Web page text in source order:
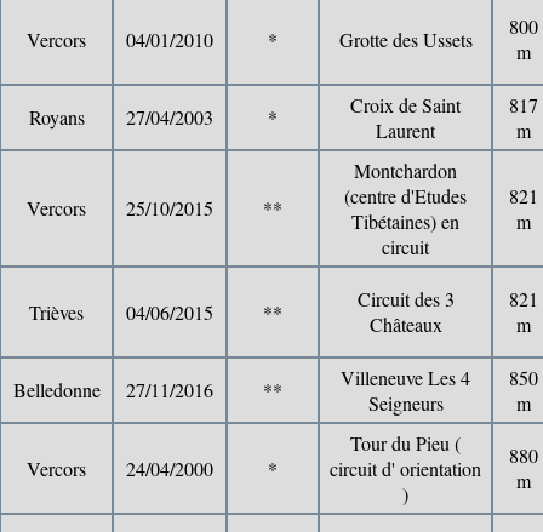
Vercors 04/01/2010 * Grotte des Ussets
800
m
Royans 27/04/2003 *
Croix de Saint
Laurent
817
m
Vercors 25/10/2015 **
Montchardon
(centre d'Etudes
Tibétaines) en
circuit
821
m
Trièves 04/06/2015 **
Circuit des 3
Châteaux
821
m
Belledonne 27/11/2016 **
Villeneuve Les 4
Seigneurs
850
m
Vercors 24/04/2000 *
Tour du Pieu (
circuit d' orientation
)
880
m